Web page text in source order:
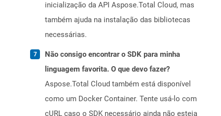
inicialização da API Aspose.Total Cloud, mas
também ajuda na instalação das bibliotecas
necessárias.
Não consigo encontrar o SDK para minha
linguagem favorita. O que devo fazer?
Aspose.Total Cloud também está disponível
como um Docker Container. Tente usá-lo com
cURL caso o SDK necessário ainda não esteja